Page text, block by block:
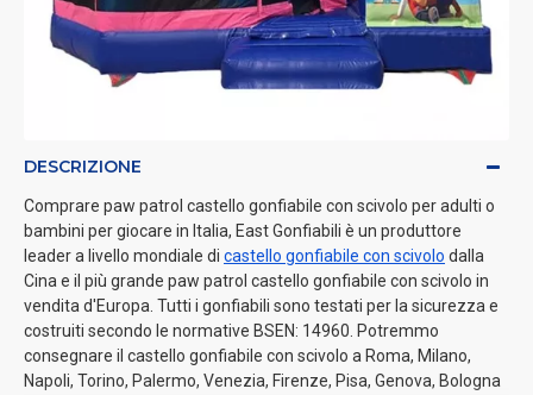
DESCRIZIONE
Comprare paw patrol castello gonfiabile con scivolo per adulti o
bambini per giocare in Italia, East Gonfiabili è un produttore
leader a livello mondiale di castello gonfiabile con scivolo dalla
Cina e il più grande paw patrol castello gonfiabile con scivolo in
vendita d'Europa. Tutti i gonfiabili sono testati per la sicurezza e
costruiti secondo le normative BSEN: 14960. Potremmo
consegnare il castello gonfiabile con scivolo a Roma, Milano,
Napoli, Torino, Palermo, Venezia, Firenze, Pisa, Genova, Bologna